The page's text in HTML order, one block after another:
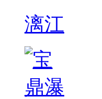
漓江